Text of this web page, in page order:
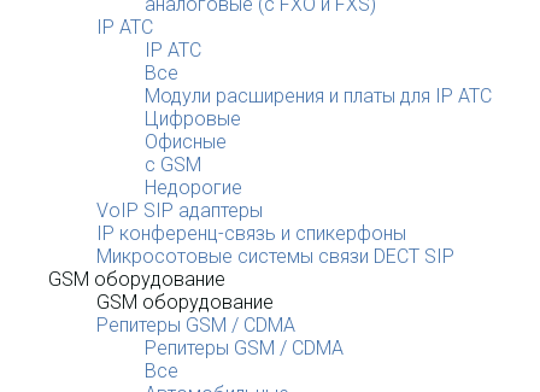
IP АТС
IP АТС
Все
Модули расширения и платы для IP АТС
Цифровые
Офисные
с GSM
Недорогие
VoIP SIP адаптеры
IP конференц-связь и спикерфоны
Микросотовые системы связи DECT SIP
GSM оборудование
GSM оборудование
Репитеры GSM / CDMA
Репитеры GSM / CDMA
Все